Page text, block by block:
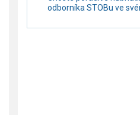
odborníka STOBu ve